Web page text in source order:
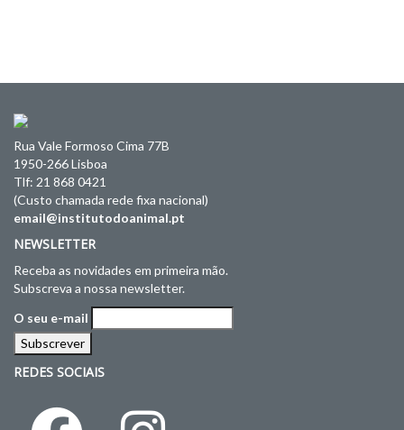
Rua Vale Formoso Cima 77B
1950-266 Lisboa
Tlf: 21 868 0421
(Custo chamada rede fixa nacional)
email@institutodoanimal.pt
NEWSLETTER
Receba as novidades em primeira mão.
Subscreva a nossa newsletter.
O seu e-mail
REDES SOCIAIS